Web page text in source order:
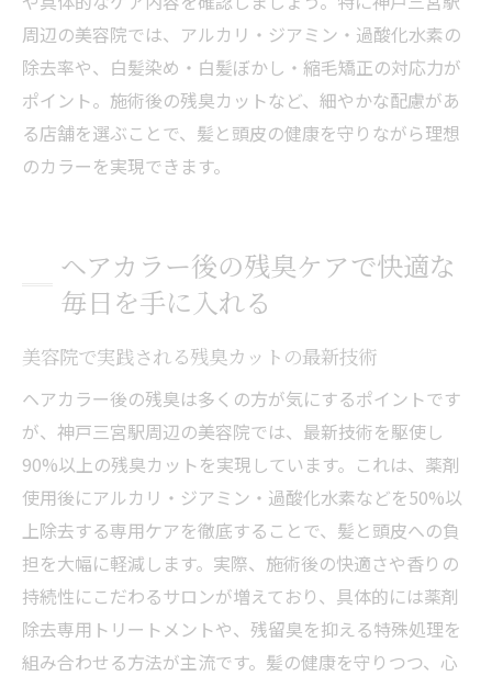
周辺の美容院では、アルカリ・ジアミン・過酸化水素の
除去率や、白髪染め・白髪ぼかし・縮毛矯正の対応力が
ポイント。施術後の残臭カットなど、細やかな配慮があ
る店舗を選ぶことで、髪と頭皮の健康を守りながら理想
のカラーを実現できます。
ヘアカラー後の残臭ケアで快適な
毎日を手に入れる
美容院で実践される残臭カットの最新技術
ヘアカラー後の残臭は多くの方が気にするポイントです
が、神戸三宮駅周辺の美容院では、最新技術を駆使し
90%以上の残臭カットを実現しています。これは、薬剤
使用後にアルカリ・ジアミン・過酸化水素などを50%以
上除去する専用ケアを徹底することで、髪と頭皮への負
担を大幅に軽減します。実際、施術後の快適さや香りの
持続性にこだわるサロンが増えており、具体的には薬剤
除去専用トリートメントや、残留臭を抑える特殊処理を
組み合わせる方法が主流です。髪の健康を守りつつ、心